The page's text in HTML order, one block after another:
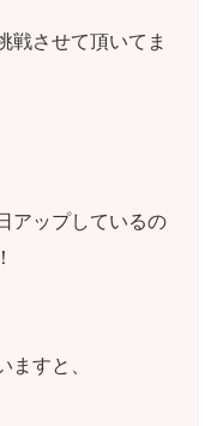
戦させて頂いてま
アップしているの
ますと、